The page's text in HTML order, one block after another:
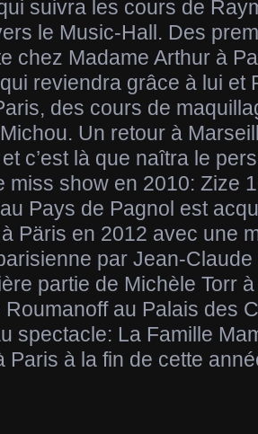
suivra les cours de
le Music-Hall. Des
chez Madame Arthur à
reviendra grâce à lui et
des cours de
Un retour à
c’est là que naîtra le
miss show en 2010: Zize
Pays de Pagnol est
Päris en 2012 avec une
par Jean-
partie de Michèle Torr
Roumanoff au Palais des
spectacle: La Famille
Paris à la fin de cette